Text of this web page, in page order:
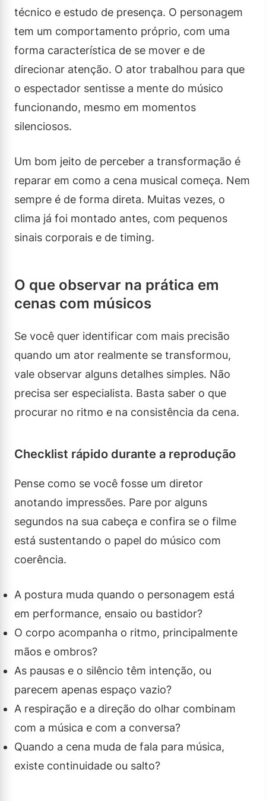
técnico e estudo de presença. O personagem
tem um comportamento próprio, com uma
forma característica de se mover e de
direcionar atenção. O ator trabalhou para que
o espectador sentisse a mente do músico
funcionando, mesmo em momentos
silenciosos.
Um bom jeito de perceber a transformação é
reparar em como a cena musical começa. Nem
sempre é de forma direta. Muitas vezes, o
clima já foi montado antes, com pequenos
sinais corporais e de timing.
O que observar na prática em
cenas com músicos
Se você quer identificar com mais precisão
quando um ator realmente se transformou,
vale observar alguns detalhes simples. Não
precisa ser especialista. Basta saber o que
procurar no ritmo e na consistência da cena.
Checklist rápido durante a reprodução
Pense como se você fosse um diretor
anotando impressões. Pare por alguns
segundos na sua cabeça e confira se o filme
está sustentando o papel do músico com
coerência.
A postura muda quando o personagem está
em performance, ensaio ou bastidor?
O corpo acompanha o ritmo, principalmente
mãos e ombros?
As pausas e o silêncio têm intenção, ou
parecem apenas espaço vazio?
A respiração e a direção do olhar combinam
com a música e com a conversa?
Quando a cena muda de fala para música,
existe continuidade ou salto?